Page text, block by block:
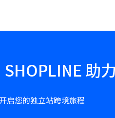
助
启您的独立站跨境旅程